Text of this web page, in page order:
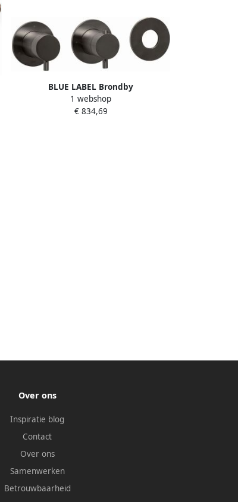
BLUE LABEL Brondby
inbouwthermostaat met 3-weg
omstelling inbouw + afbouwdeel ronde
1 webshop
€ 834,69
Over ons
Inspiratie blog
Contact
Over ons
Samenwerken
Betrouwbaarheid